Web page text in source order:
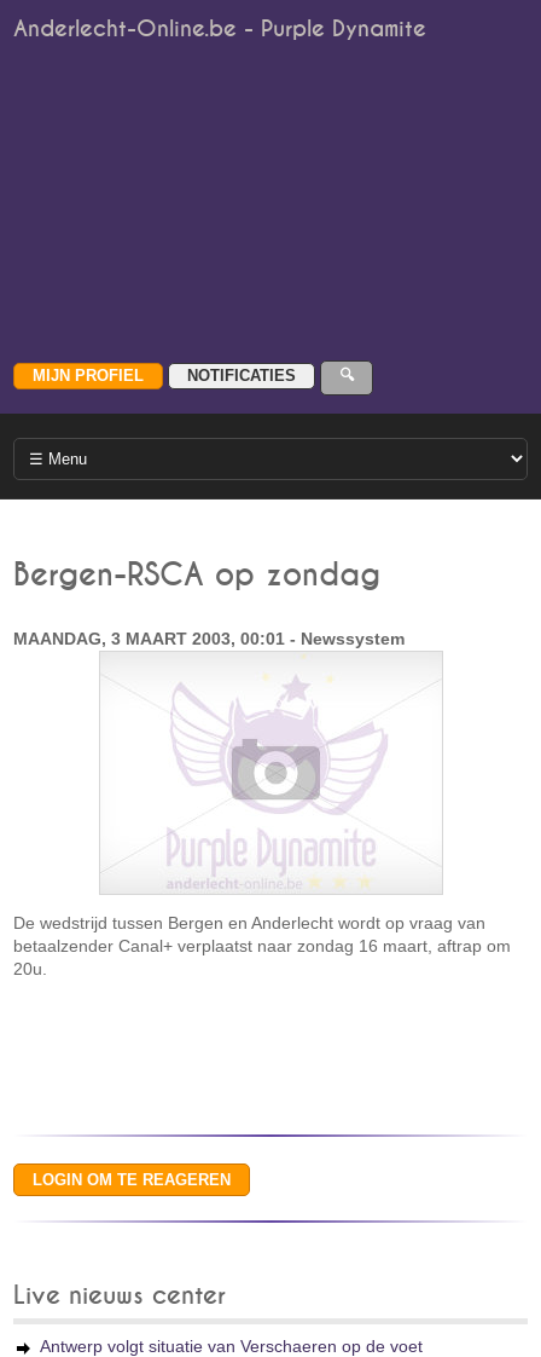
Anderlecht-Online.be - Purple Dynamite
Bergen-RSCA op zondag
MAANDAG, 3 MAART 2003, 00:01 - Newssystem
De wedstrijd tussen Bergen en Anderlecht wordt op vraag van
betaalzender Canal+ verplaatst naar zondag 16 maart, aftrap om
20u.
Live nieuws center
Antwerp volgt situatie van Verschaeren op de voet